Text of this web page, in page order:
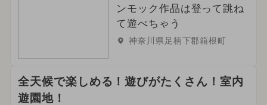
ンモック作品は登って跳ね
て遊べちゃう
神奈川県足柄下郡箱根町
全天候で楽しめる！遊びがたくさん！室内
遊園地！